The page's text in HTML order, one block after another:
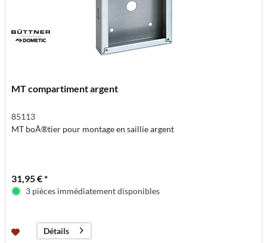
MT compartiment argent
85113
MT boÃ®tier pour montage en saillie argent
31,95 € *
3 pièces immédiatement disponibles
Détails